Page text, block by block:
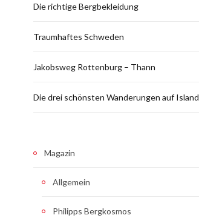
Die richtige Bergbekleidung
Traumhaftes Schweden
Jakobsweg Rottenburg – Thann
Die drei schönsten Wanderungen auf Island
Magazin
Allgemein
Philipps Bergkosmos